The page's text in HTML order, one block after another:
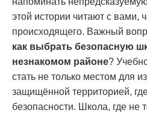
этой истории читают с вами,
происходящего. Важный
как выбрать безопасную
незнакомом районе?
стать не только местом для
защищённой территорией,
безопасности. Школа, где не